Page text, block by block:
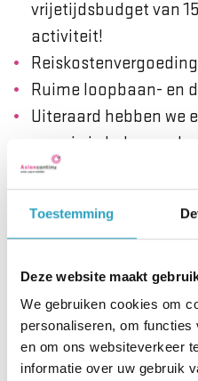
Toestemming
Deze website maakt
We gebruiken cookies om
personaliseren, om
en om ons websiteverkeer
informatie over uw gebruik
vrijetijdsbudget van
activiteit!
Ruime loopbaan- en
Uiteraard hebben we
waar je je
houden.
Wat neem je
uiteraard een
Je hebt een diploma
Je kunt goed